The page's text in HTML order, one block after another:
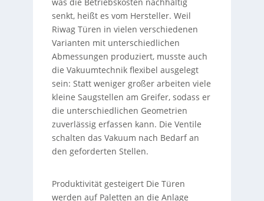
senkt, heißt es vom Hersteller. Weil
Riwag Türen in vielen verschiedenen
Varianten mit unterschiedlichen
Abmessungen produziert, musste auch
die Vakuumtechnik flexibel ausgelegt
sein: Statt weniger großer arbeiten viele
kleine Saugstellen am Greifer, sodass er
die unterschiedlichen Geometrien
zuverlässig erfassen kann. Die Ventile
schalten das Vakuum nach Bedarf an
den geforderten Stellen.
Produktivität gesteigert Die Türen
werden auf Paletten an die Anlage